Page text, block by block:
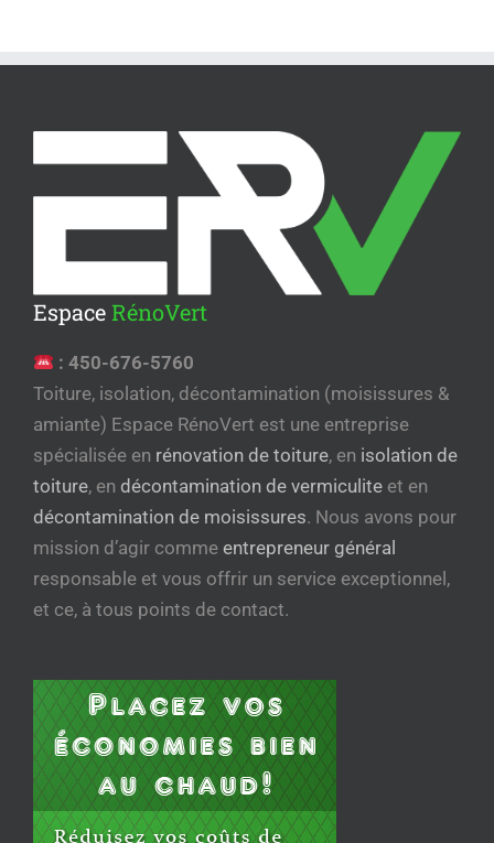
EspaceRénoVert
:450-676-5760
Toiture, isolation, décontamination (moisissures &
amiante) Espace RénoVert est une entreprise
spécialisée en rénovation de toiture, en isolation de
toiture, en décontamination de vermiculite et en
décontamination de moisissures. Nous avons pour
mission d’agir comme entrepreneur général
responsable et vous offrir un service exceptionnel,
et ce, à tous points de contact.